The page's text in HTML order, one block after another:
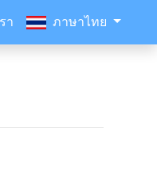
า ภาษาไทย